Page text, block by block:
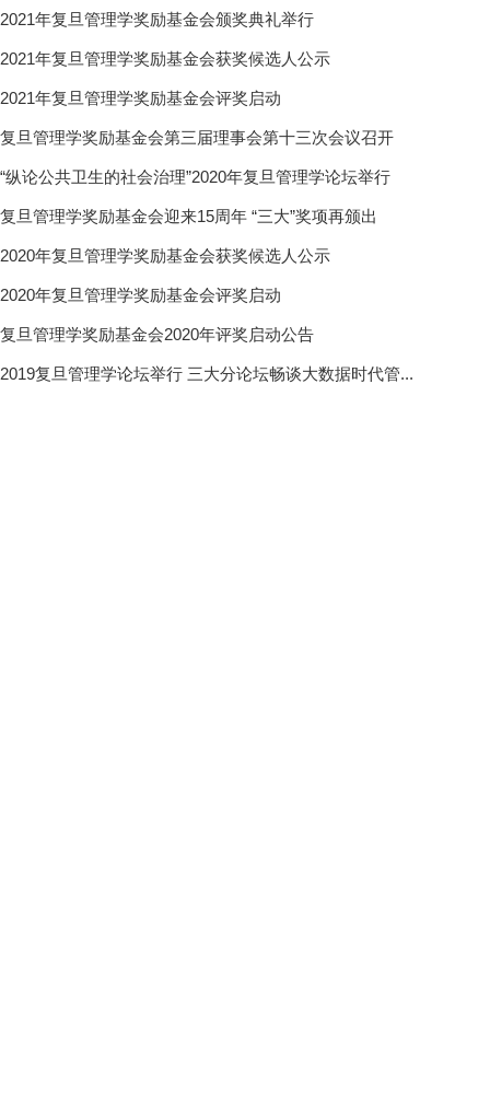
2021年复旦管理学奖励基金会颁奖典礼举行
2021年复旦管理学奖励基金会获奖候选人公示
2021年复旦管理学奖励基金会评奖启动
复旦管理学奖励基金会第三届理事会第十三次会议召开
“纵论公共卫生的社会治理”2020年复旦管理学论坛举行
复旦管理学奖励基金会迎来15周年 “三大”奖项再颁出
2020年复旦管理学奖励基金会获奖候选人公示
2020年复旦管理学奖励基金会评奖启动
复旦管理学奖励基金会2020年评奖启动公告
2019复旦管理学论坛举行 三大分论坛畅谈大数据时代管...